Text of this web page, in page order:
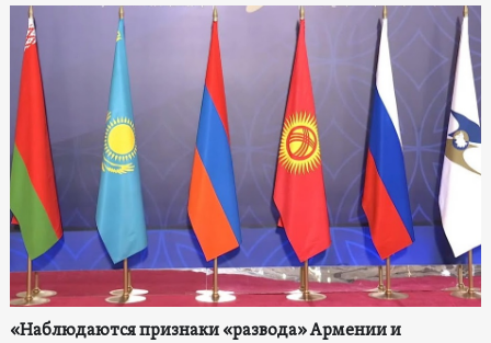
«Наблюдаются признаки «развода» Армении и